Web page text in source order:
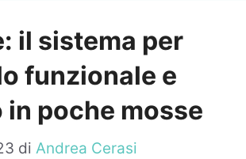
il sistema per
funzionale e
poche mosse
di Andrea Cerasi